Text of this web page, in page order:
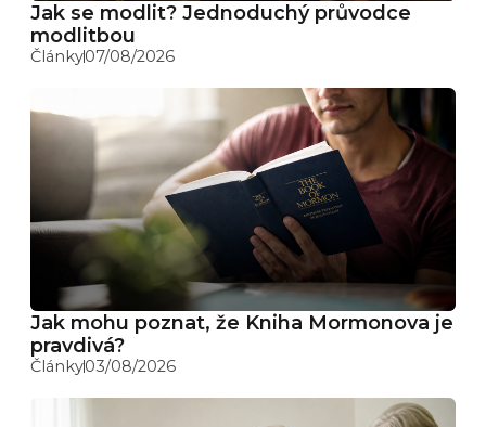
Jak se modlit? Jednoduchý průvodce
modlitbou
Články07/08/2026
Jak mohu poznat, že Kniha Mormonova je
pravdivá?
Články03/08/2026